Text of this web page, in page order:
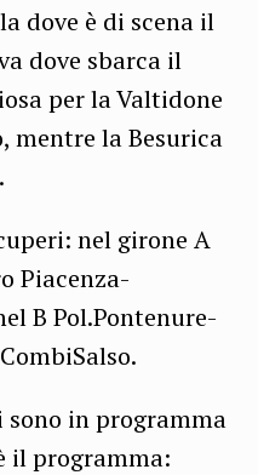
dove è di scena il
dove sbarca il
per la Valtidone
mentre la Besurica
nel girone A
Piacenza-
B Pol.Pontenure-
sono in programma
il programma: